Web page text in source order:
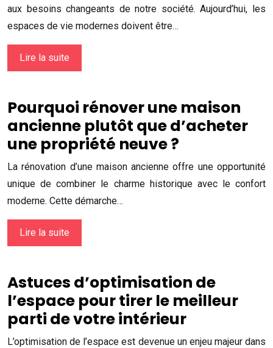
aux besoins changeants de notre société. Aujourd’hui, les
espaces de vie modernes doivent être…
Lire la suite
Pourquoi rénover une maison
ancienne plutôt que d’acheter
une propriété neuve ?
La rénovation d’une maison ancienne offre une opportunité
unique de combiner le charme historique avec le confort
moderne. Cette démarche…
Lire la suite
Astuces d’optimisation de
l’espace pour tirer le meilleur
parti de votre intérieur
L’optimisation de l’espace est devenue un enjeu majeur dans